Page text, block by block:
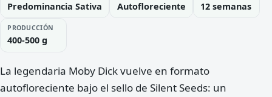
Predominancia Sativa Autofloreciente 12 semanas
PRODUCCIÓN
400-500 g
La legendaria Moby Dick vuelve en formato
autofloreciente bajo el sello de Silent Seeds: un